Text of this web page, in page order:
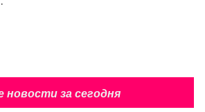
новости за сегодня